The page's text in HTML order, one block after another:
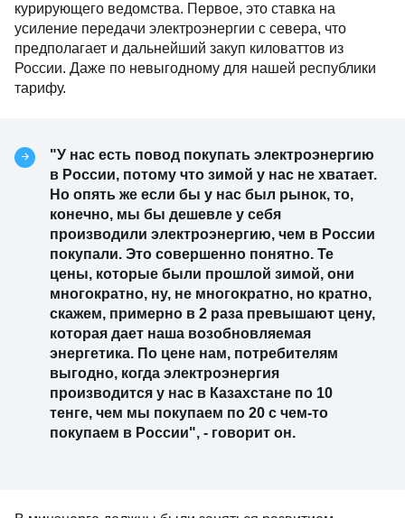
курирующего ведомства. Первое, это ставка на
усиление передачи электроэнергии с севера, что
предполагает и дальнейший закуп киловаттов из
России. Даже по невыгодному для нашей республики
тарифу.
"У нас есть повод покупать электроэнергию
в России, потому что зимой у нас не хватает.
Но опять же если бы у нас был рынок, то,
конечно, мы бы дешевле у себя
производили электроэнергию, чем в России
покупали. Это совершенно понятно. Те
цены, которые были прошлой зимой, они
многократно, ну, не многократно, но кратно,
скажем, примерно в 2 раза превышают цену,
которая дает наша возобновляемая
энергетика. По цене нам, потребителям
выгодно, когда электроэнергия
производится у нас в Казахстане по 10
тенге, чем мы покупаем по 20 с чем-то
покупаем в России", - говорит он.